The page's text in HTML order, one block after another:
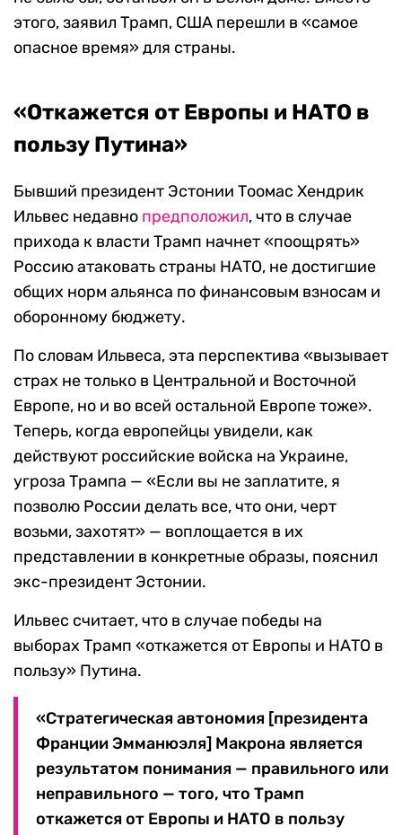
этого, заявил Трамп, США перешли в «самое
опасное время» для страны.
«Откажется от Европы и НАТО в
пользу Путина»
Бывший президент Эстонии Тоомас Хендрик
Ильвес недавно предположил, что в случае
прихода к власти Трамп начнет «поощрять»
Россию атаковать страны НАТО, не достигшие
общих норм альянса по финансовым взносам и
оборонному бюджету.
По словам Ильвеса, эта перспектива «вызывает
страх не только в Центральной и Восточной
Европе, но и во всей остальной Европе тоже».
Теперь, когда европейцы увидели, как
действуют российские войска на Украине,
угроза Трампа — «Если вы не заплатите, я
позволю России делать все, что они, черт
возьми, захотят» — воплощается в их
представлении в конкретные образы, пояснил
экс-президент Эстонии.
Ильвес считает, что в случае победы на
выборах Трамп «откажется от Европы и НАТО в
пользу» Путина.
«Стратегическая автономия [президента
Франции Эмманюэля] Макрона является
результатом понимания — правильного или
неправильного — того, что Трамп
откажется от Европы и НАТО в пользу